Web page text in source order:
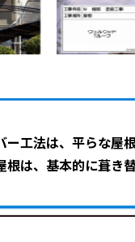
ー工法は、平らな屋
根は、基本的に葺き